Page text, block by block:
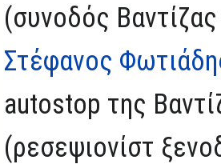
(συνοδός
Στέφανος
autostop της
(ρεσεψιονίστ